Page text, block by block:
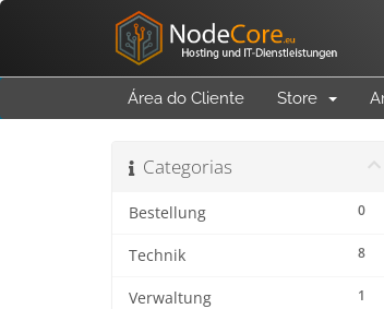
Área do Cliente Store
Categorias
0
Bestellung
8
Technik
1
Verwaltung